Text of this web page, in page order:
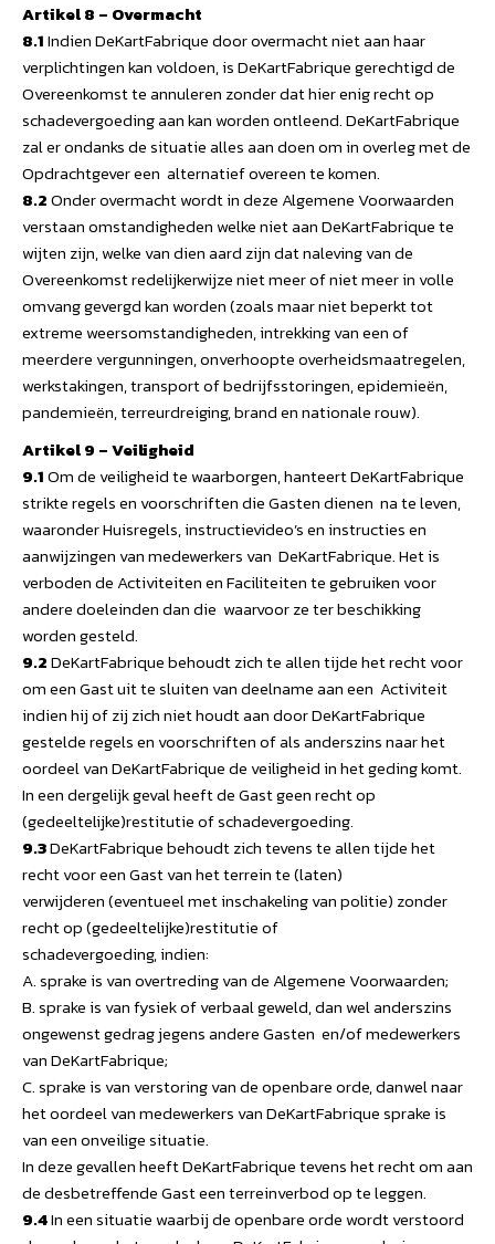
Artikel 8 – Overmacht
8.1Indien DeKartFabrique door overmacht niet aan haar
verplichtingen kan voldoen, is DeKartFabrique gerechtigd de
Overeenkomst te annuleren zonder dat hier enig recht op
schadevergoeding aan kan worden ontleend. DeKartFabrique
zal er ondanks de situatie alles aan doen om in overleg met de
Opdrachtgever een alternatief overeen te komen.
8.2Onder overmacht wordt in deze Algemene Voorwaarden
verstaan omstandigheden welke niet aan DeKartFabrique te
wijten zijn, welke van dien aard zijn dat naleving van de
Overeenkomst redelijkerwijze niet meer of niet meer in volle
omvang gevergd kan worden (zoals maar niet beperkt tot
extreme weersomstandigheden, intrekking van een of
meerdere vergunningen, onverhoopte overheidsmaatregelen,
werkstakingen, transport of bedrijfsstoringen, epidemieën,
pandemieën, terreurdreiging, brand en nationale rouw).
Artikel 9 – Veiligheid
9.1Om de veiligheid te waarborgen, hanteert DeKartFabrique
strikte regels en voorschriften die Gasten dienen na te leven,
waaronder Huisregels, instructievideo’s en instructies en
aanwijzingen van medewerkers van DeKartFabrique. Het is
verboden de Activiteiten en Faciliteiten te gebruiken voor
andere doeleinden dan die waarvoor ze ter beschikking
worden gesteld.
9.2DeKartFabrique behoudt zich te allen tijde het recht voor
om een Gast uit te sluiten van deelname aan een Activiteit
indien hij of zij zich niet houdt aan door DeKartFabrique
gestelde regels en voorschriften of als anderszins naar het
oordeel van DeKartFabrique de veiligheid in het geding komt.
In een dergelijk geval heeft de Gast geen recht op
(gedeeltelijke)restitutie of schadevergoeding.
9.3DeKartFabrique behoudt zich tevens te allen tijde het
recht voor een Gast van het terrein te (laten)
verwijderen (eventueel met inschakeling van politie) zonder
recht op (gedeeltelijke)restitutie of
schadevergoeding, indien:
A. sprake is van overtreding van de Algemene Voorwaarden;
B. sprake is van fysiek of verbaal geweld, dan wel anderszins
ongewenst gedrag jegens andere Gasten en/of medewerkers
van DeKartFabrique;
C. sprake is van verstoring van de openbare orde, danwel naar
het oordeel van medewerkers van DeKartFabrique sprake is
van een onveilige situatie.
In deze gevallen heeft DeKartFabrique tevens het recht om aan
de desbetreffende Gast een terreinverbod op te leggen.
9.4In een situatie waarbij de openbare orde wordt verstoord